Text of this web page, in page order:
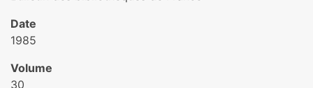
Date
1985
Volume
30